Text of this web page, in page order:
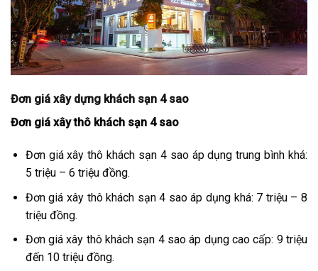
Đơn giá xây dựng khách sạn 4 sao
Đơn giá xây thô khách sạn 4 sao
Đơn giá xây thô khách sạn 4 sao áp dụng trung bình khá:
5 triệu – 6 triệu đồng.
Đơn giá xây thô khách sạn 4 sao áp dụng khá: 7 triệu – 8
triệu đồng.
Đơn giá xây thô khách sạn 4 sao áp dụng cao cấp: 9 triệu
đến 10 triệu đồng.